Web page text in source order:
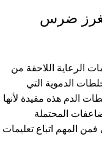
ضرس
الرعاية اللاحقة من
الدموية التي
الدم هذه مفيدة لأنها
المحتملة
المهم اتباع تعليمات